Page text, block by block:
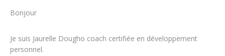
Bonjour
Je suis Jaurelle Dougho coach certifiée en développement
personnel.